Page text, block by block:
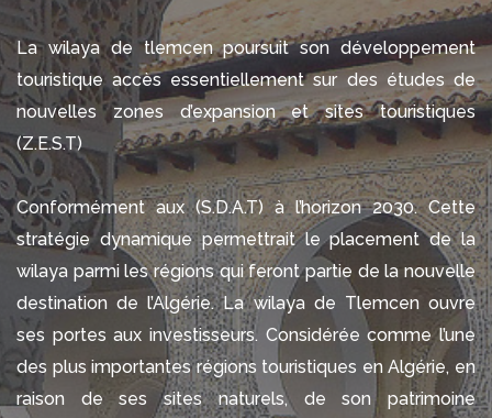
La wilaya de tlemcen poursuit son développement
touristique accès essentiellement sur des études de
nouvelles zones d’expansion et sites touristiques
(Z.E.S.T)
Conformément aux (S.D.A.T) à l’horizon 2030. Cette
stratégie dynamique permettrait le placement de la
wilaya parmi les régions qui feront partie de la nouvelle
destination de l’Algérie. La wilaya de Tlemcen ouvre
ses portes aux investisseurs. Considérée comme l’une
des plus importantes régions touristiques en Algérie, en
raison de ses sites naturels, de son patrimoine